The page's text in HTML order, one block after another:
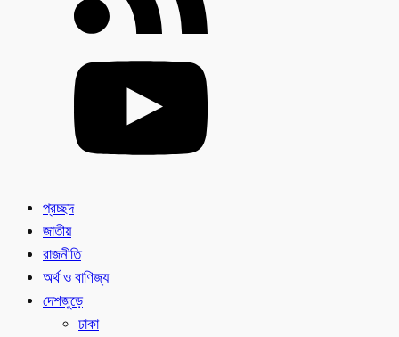
প্রচ্ছদ
জাতীয়
রাজনীতি
অর্থ ও বাণিজ্য
দেশজুড়ে
ঢাকা